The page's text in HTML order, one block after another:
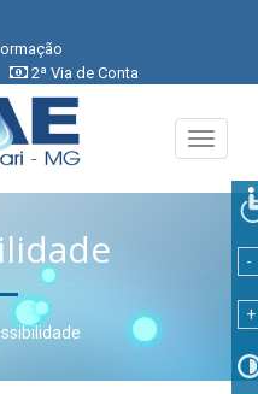
2ª Via de Conta
Toggle